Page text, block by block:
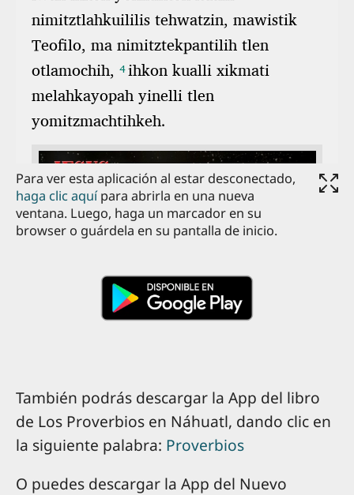
Para ver esta aplicación al estar desconectado,
haga clic aquípara abrirla en una nueva
ventana. Luego, haga un marcador en su
browser o guárdela en su pantalla de inicio.
También podrás descargar la App del libro
de Los Proverbios en Náhuatl, dando clic en
la siguiente palabra: Proverbios
O puedes descargar la App del Nuevo